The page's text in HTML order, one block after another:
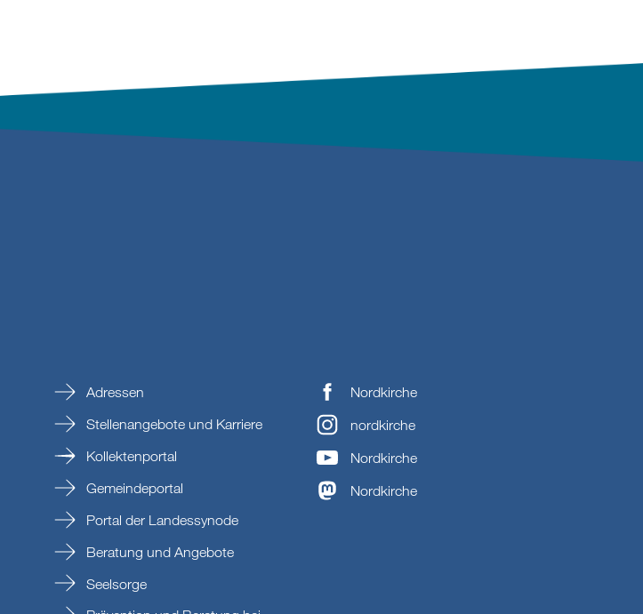
Adressen
Stellenangebote und Karriere
Kollektenportal
Gemeindeportal
Portal der Landessynode
Beratung und Angebote
Seelsorge
Nordkirche
nordkirche
Nordkirche
Nordkirche